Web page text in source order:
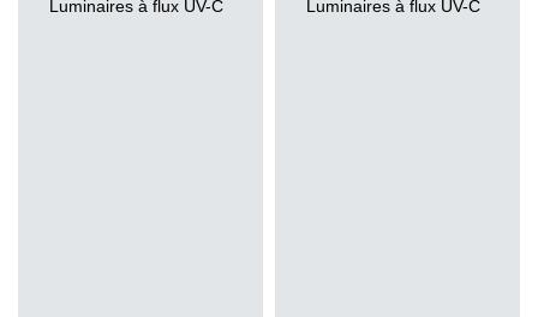
Luminaires à flux UV-C Luminaires à flux UV-C